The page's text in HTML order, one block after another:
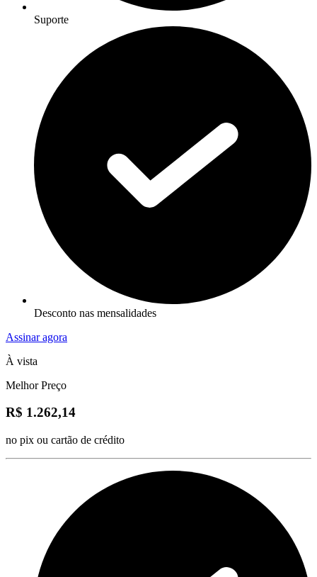
Suporte
Desconto nas mensalidades
Assinar agora
À vista
Melhor Preço
R$ 1.262,14
no pix ou cartão de crédito